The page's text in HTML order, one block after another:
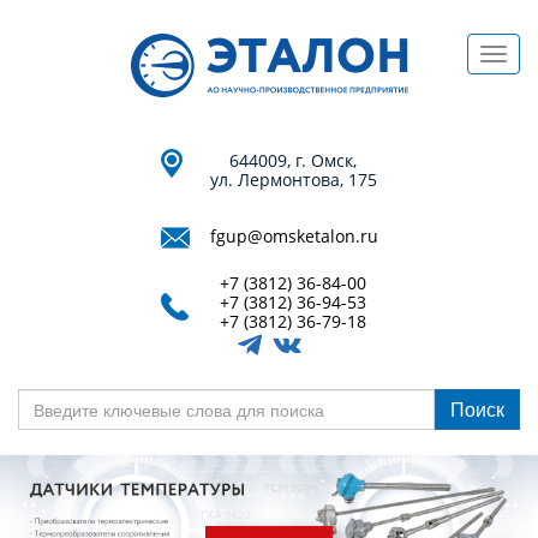
644009, г. Омск,
ул. Лермонтова, 175
fgup@omsketalon.ru
+7 (3812) 36-84-00
+7 (3812) 36-94-53
+7 (3812) 36-79-18
ключевые
слова
для
Поиск